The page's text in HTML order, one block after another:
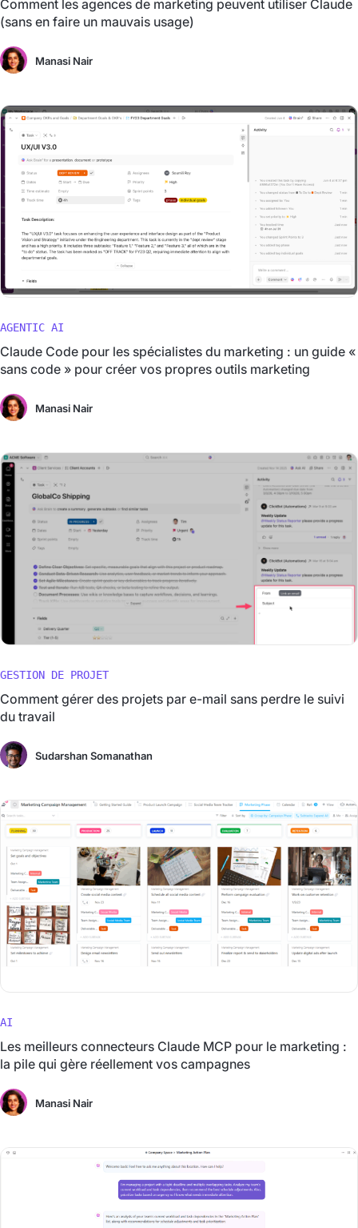
Comment les agences de marketing peuvent utiliser Claude
(sans en faire un mauvais usage)
Manasi Nair
AGENTIC AI
Claude Code pour les spécialistes du marketing : un guide «
sans code » pour créer vos propres outils marketing
Manasi Nair
GESTION DE PROJET
Comment gérer des projets par e-mail sans perdre le suivi
du travail
Sudarshan Somanathan
AI
Les meilleurs connecteurs Claude MCP pour le marketing :
la pile qui gère réellement vos campagnes
Manasi Nair